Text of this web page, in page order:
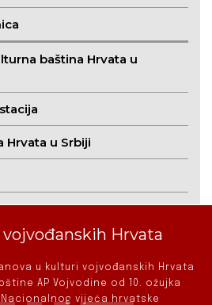
baština Hrvata u
Hrvata u Srbiji
Hrvata
u kulturi vojvođanskih Hrvata
AP Vojvodine od 10. ožujka
vijeća hrvatske